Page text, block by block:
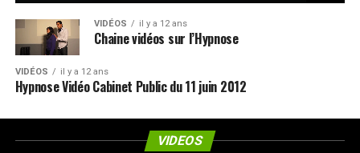
VIDÉOS il y a 12 ans
Chaine vidéos sur l’Hypnose
VIDÉOS il y a 12 ans
Hypnose Vidéo Cabinet Public du 11 juin 2012
VIDEOS